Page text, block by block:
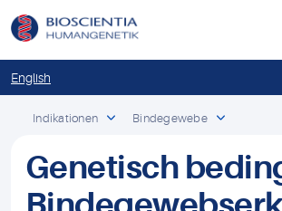
English
Indikationen Bindegewebe
Genetisch